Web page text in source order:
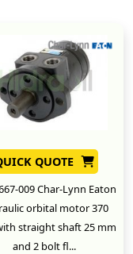
QUOTE
009 Char-Lynn Eaton
orbital motor 370
straight shaft 25 mm
and 2 bolt fl...